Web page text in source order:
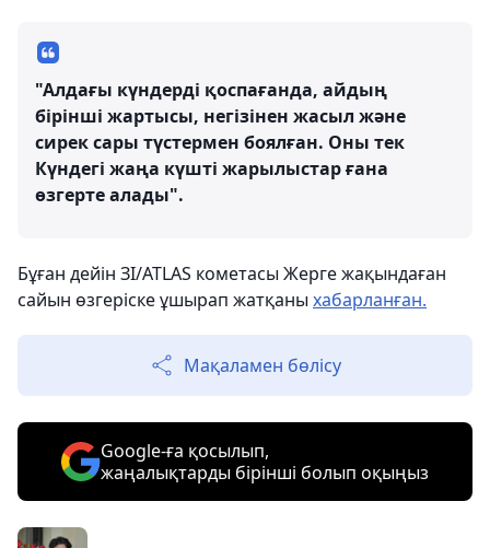
"Алдағы күндерді қоспағанда, айдың
бірінші жартысы, негізінен жасыл және
сирек сары түстермен боялған. Оны тек
Күндегі жаңа күшті жарылыстар ғана
өзгерте алады".
Бұған дейін ЗІ/ATLAS кометасы Жерге жақындаған
сайын өзгеріске ұшырап жатқаны хабарланған.
Мақаламен бөлісу
Google-ға қосылып,
жаңалықтарды бірінші болып оқыңыз